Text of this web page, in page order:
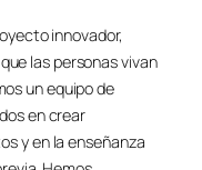
innovador,
las personas vivan
un equipo de
en crear
y en la enseñanza